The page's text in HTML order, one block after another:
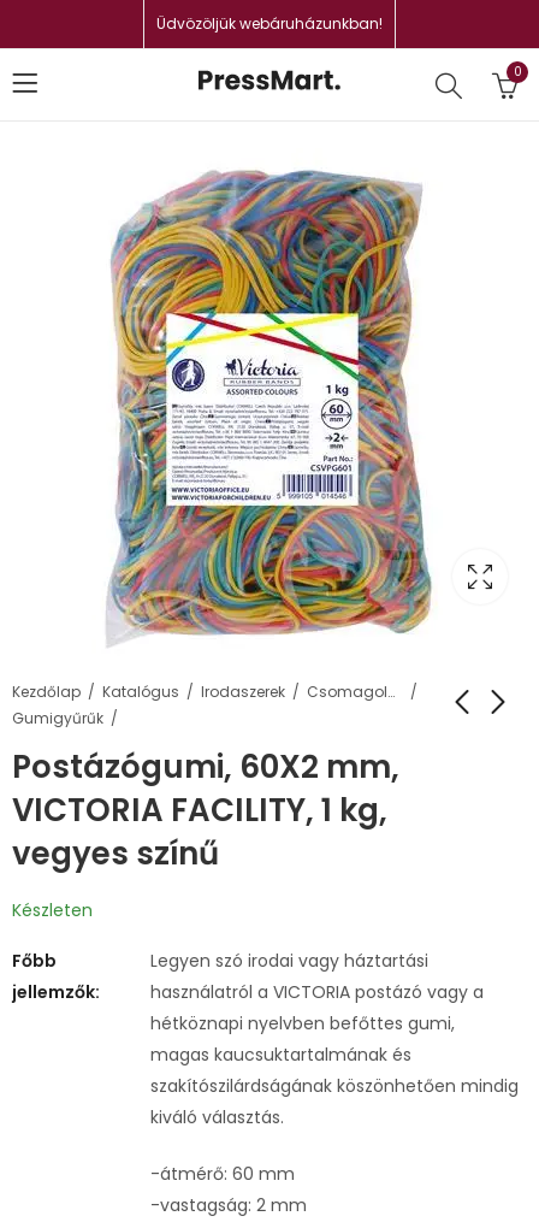
Üdvözöljük webáruházunkban!
0
Kezdőlap Katalógus Irodaszerek
Csomagolás, tárolás
Gumigyűrűk
Postázógumi, 60X2 mm,
VICTORIA FACILITY, 1 kg,
vegyes színű
Készleten
Főbb
jellemzők:
Legyen szó irodai vagy háztartási
használatról a VICTORIA postázó vagy a
hétköznapi nyelvben befőttes gumi,
magas kaucsuktartalmának és
szakítószilárdságának köszönhetően mindig
kiváló választás.
-átmérő: 60 mm
-vastagság: 2 mm